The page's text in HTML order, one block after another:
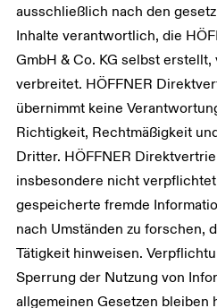
ausschließlich nach den
Inhalte verantwortlich, die
GmbH & Co. KG selbst
verbreitet. HÖFFNER
übernimmt keine
Richtigkeit, Rechtmäßigkeit
Dritter. HÖFFNER
insbesondere nicht
gespeicherte fremde
nach Umständen zu forschen,
Tätigkeit hinweisen.
Sperrung der Nutzung von
allgemeinen Gesetzen bleiben